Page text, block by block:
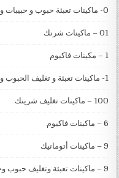
0- ماكينات تعبئة حبوب و حبيبات و مساحيق في اكياس اوتوماتيك
01 – ماكينات شرنك
1 – مكينات فاكيوم
1- ماكينات تعبئة و تغليف الحبوب و الحبيبات أتوماتيك
100 – ماكينات تغليف شرينك
6 – ماكينات فاكيوم
9 – ماكينات أتوماتيك
9 – ماكينات تعبئة وتغليف حبوب وحبيبات اتوماتيك